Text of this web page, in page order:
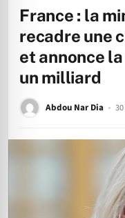
France : la
recadre une
et annonce
un milliard
Abdou Nar Dia